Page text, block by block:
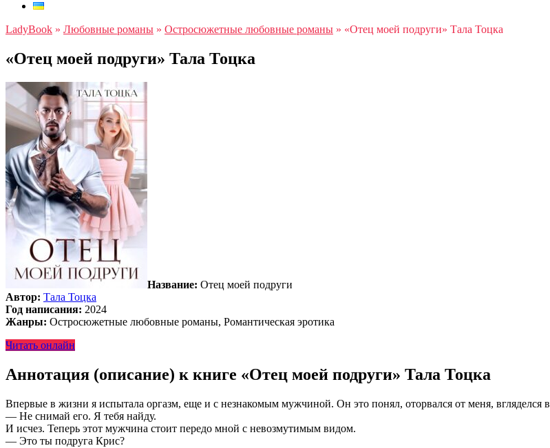
LadyBook » Любовные романы » Остросюжетные любовные романы » «Отец моей подруги» Тала Тоцка
«Отец моей подруги» Тала Тоцка
Название: Отец моей подруги
Автор: Тала Тоцка
Год написания: 2024
Жанры: Остросюжетные любовные романы, Романтическая эротика
Читать онлайн
Аннотация (описание) к книге «Отец моей подруги» Тала Тоцка
Впервые в жизни я испытала оргазм, еще и с незнакомым мужчиной. Он это понял, оторвался от меня,
— Не снимай его. Я тебя найду.
И исчез. Теперь этот мужчина стоит передо мной с невозмутимым видом.
— Это ты подруга Крис?